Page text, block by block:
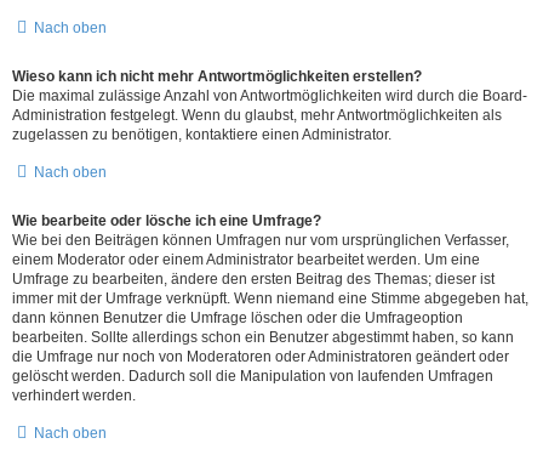
Nach oben
Wieso kann ich nicht mehr Antwortmöglichkeiten erstellen?
Die maximal zulässige Anzahl von Antwortmöglichkeiten wird durch die Board-
Administration festgelegt. Wenn du glaubst, mehr Antwortmöglichkeiten als
zugelassen zu benötigen, kontaktiere einen Administrator.
Nach oben
Wie bearbeite oder lösche ich eine Umfrage?
Wie bei den Beiträgen können Umfragen nur vom ursprünglichen Verfasser,
einem Moderator oder einem Administrator bearbeitet werden. Um eine
Umfrage zu bearbeiten, ändere den ersten Beitrag des Themas; dieser ist
immer mit der Umfrage verknüpft. Wenn niemand eine Stimme abgegeben hat,
dann können Benutzer die Umfrage löschen oder die Umfrageoption
bearbeiten. Sollte allerdings schon ein Benutzer abgestimmt haben, so kann
die Umfrage nur noch von Moderatoren oder Administratoren geändert oder
gelöscht werden. Dadurch soll die Manipulation von laufenden Umfragen
verhindert werden.
Nach oben